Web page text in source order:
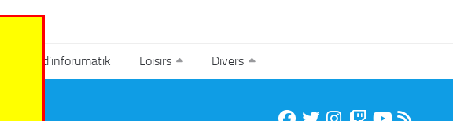
La vie d’inforumatik Loisirs Divers